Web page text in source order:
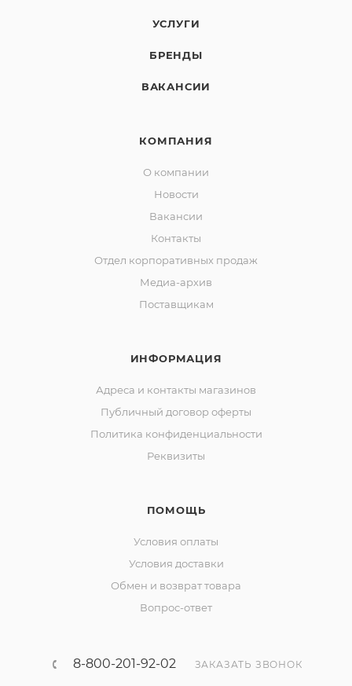
УСЛУГИ
БРЕНДЫ
ВАКАНСИИ
КОМПАНИЯ
О компании
Новости
Вакансии
Контакты
Отдел корпоративных продаж
Медиа-архив
Поставщикам
ИНФОРМАЦИЯ
Адреса и контакты магазинов
Публичный договор оферты
Политика конфиденциальности
Реквизиты
ПОМОЩЬ
Условия оплаты
Условия доставки
Обмен и возврат товара
Вопрос-ответ
8-800-201-92-02 ЗАКАЗАТЬ ЗВОНОК